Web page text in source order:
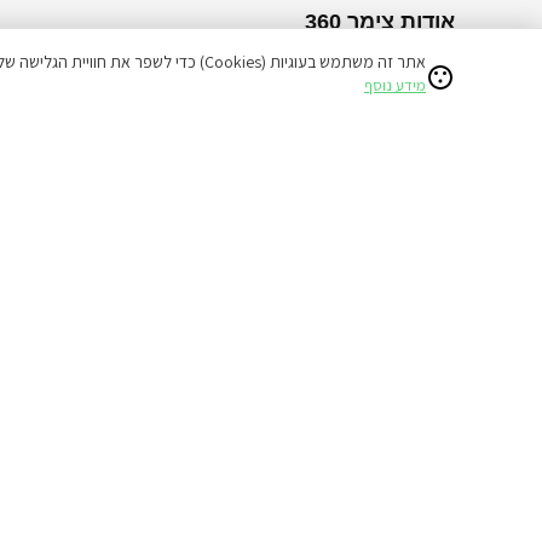
אודות צימר 360
צימרים לפי אזור
אתר זה משתמש בעוגיות (Cookies) כדי לשפר את חוויית הגלישה שלכם ולהציע תוכן מותאם אישי.
מידע נוסף